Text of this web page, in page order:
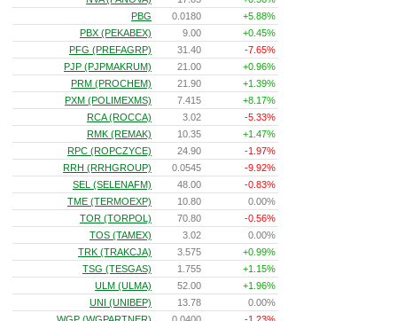
PBG
0.0180
+5.88%
PBX (PEKABEX)
9.00
+0.45%
PFG (PREFAGRP)
31.40
-7.65%
PJP (PJPMAKRUM)
21.00
+0.96%
PRM (PROCHEM)
21.90
+1.39%
PXM (POLIMEXMS)
7.415
+8.17%
RCA (ROCCA)
3.02
-5.33%
RMK (REMAK)
10.35
+1.47%
RPC (ROPCZYCE)
24.90
-1.97%
RRH (RRHGROUP)
0.0545
-9.92%
SEL (SELENAFM)
48.00
-0.83%
TME (TERMOEXP)
10.80
0.00%
TOR (TORPOL)
70.80
-0.56%
TOS (TAMEX)
3.02
0.00%
TRK (TRAKCJA)
3.575
+0.99%
TSG (TESGAS)
1.755
+1.15%
ULM (ULMA)
52.00
+1.96%
UNI (UNIBEP)
13.78
0.00%